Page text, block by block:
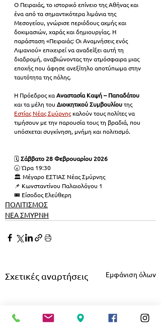
Ο Πειραιάς, το ιστορικό επίνειο της Αθήνας και
ένα από τα σημαντικότερα λιμάνια της
Μεσογείου, γνώρισε περιόδους ακμής και
δοκιμασιών, χαράς και δημιουργίας. Η
παράσταση «Πειραιάς: Οι Αναμνήσεις ενός
Λιμανιού» επιχειρεί να αναδείξει αυτή τη
διαδρομή, αναβιώνοντας την ατμόσφαιρα μιας
εποχής που άφησε ανεξίτηλο αποτύπωμα στην
ταυτότητα της πόλης.
Η Πρόεδρος κα Αναστασία Καψή – Παπαδάτου
και τα μέλη του Διοικητικού Συμβουλίου της
Εστίας Νέας Σμύρνης καλούν τους πολίτες να
τιμήσουν με την παρουσία τους τη βραδιά, που
υπόσχεται συγκίνηση, μνήμη και πολιτισμό.
🗓 Σάββατο 28 Φεβρουαρίου 2026
🕢 Ώρα 19:30
🏛 Μέγαρο ΕΣΤΙΑΣ Νέας Σμύρνης
📌 Κωνσταντίνου Παλαιολόγου 1
🎟 Είσοδος Ελεύθερη
ΠΟΛΙΤΙΣΜΟΣ
ΝΕΑ ΣΜΥΡΝΗ
Σχετικές αναρτήσεις Εμφάνιση όλων